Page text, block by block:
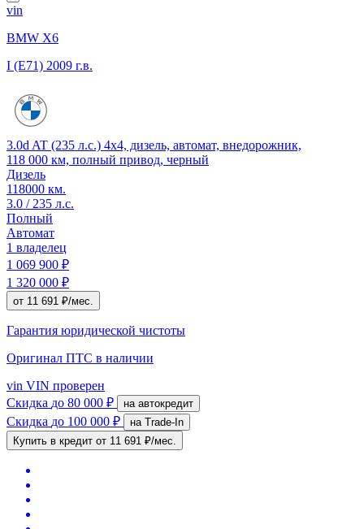
vin
BMW X6
I (E71) 2009 г.в.
3.0d AT (235 л.с.) 4x4, дизель, автомат, внедорожник,
118 000 км, полный привод, черный
Дизель
118000 км.
3.0 / 235 л.с.
Полный
Автомат
1 владелец
1 069 900 ₽
1 320 000 ₽
от 11 691 ₽/мес.
Гарантия юридической чистоты
Оригинал ПТС в наличии
vin VIN проверен
Скидка до 80 000 ₽ на автокредит
Скидка до 100 000 ₽
на Trade-In
Купить в кредит от 11 691 ₽/мес.